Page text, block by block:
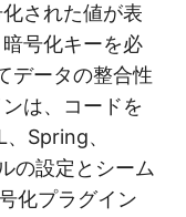
された値が表
号化キーを必
データの整合性
は、コードを
Spring、
の設定とシーム
化プラグイン